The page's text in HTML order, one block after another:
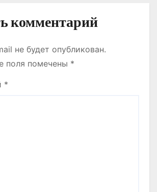
комментарий
не будет опубликован.
поля помечены *
*